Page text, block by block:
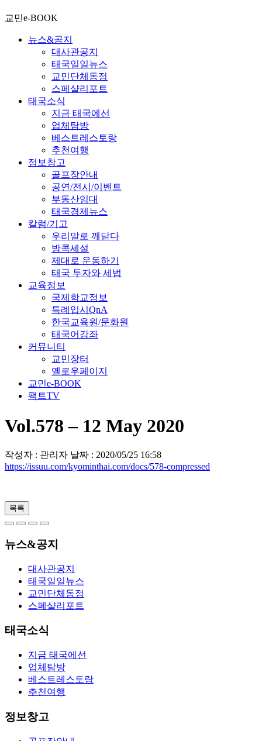
교민e-BOOK
뉴스&공지
대사관공지
태국일일뉴스
교민단체동정
스페샬리포트
태국소식
지금 태국에선
업체탐방
베스트레스토랑
추천여행
정보창고
골프장안내
공연/전시/이벤트
부동산임대
태국경제뉴스
칼럼/기고
우리말로 깨닫다
방콕세설
제대로 운동하기
태국 투자와 세법
교육정보
국제학교정보
특례입시QnA
한국교육원/문화원
태국어강좌
커뮤니티
교민장터
옐로우페이지
교민e-BOOK
팩트TV
Vol.578 – 12 May 2020
작성자 : 관리자 날짜 : 2020/05/25 16:58
https://issuu.com/kyominthai.com/docs/578-compressed
목록
뉴스&공지
대사관공지
태국일일뉴스
교민단체동정
스페샬리포트
태국소식
지금 태국에선
업체탐방
베스트레스토랑
추천여행
정보창고